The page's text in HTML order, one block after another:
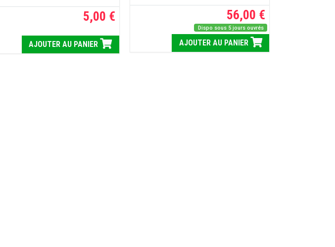
5,00 €
AJOUTER AU PANIER
56,00 €
Dispo sous 5 jours ouvrés
AJOUTER AU PANIER